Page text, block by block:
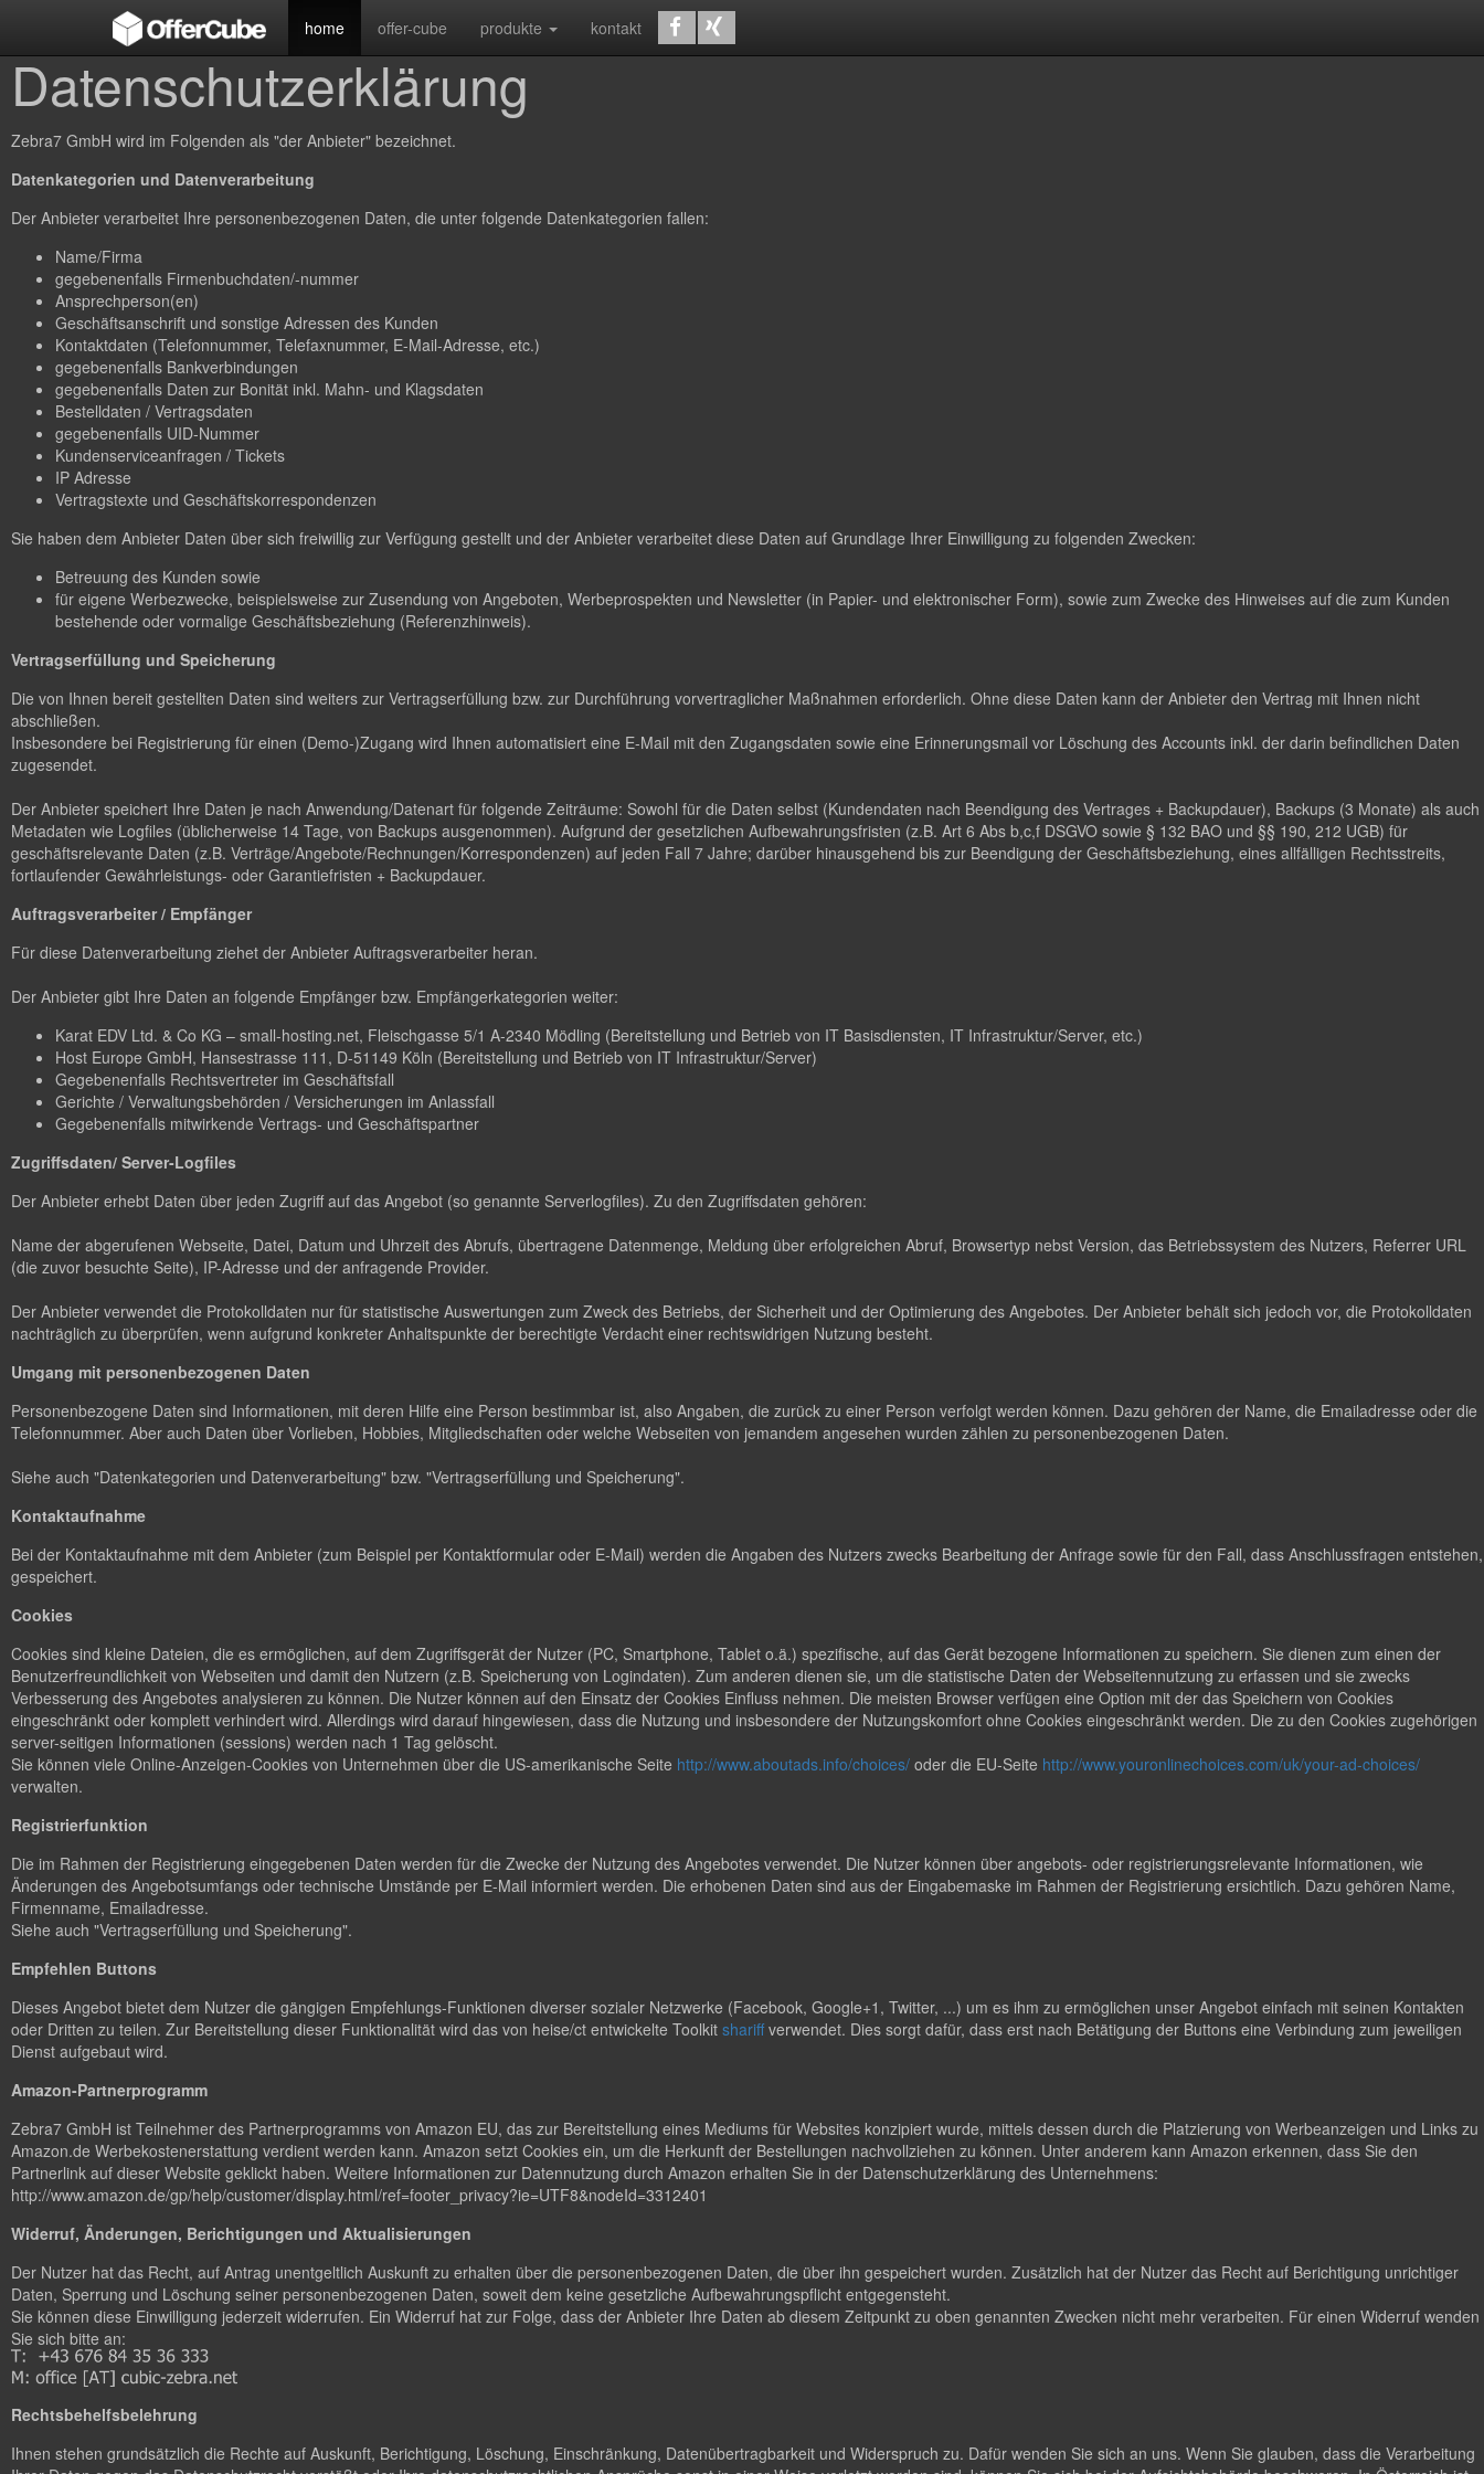
home offer-cube produkte kontakt
Datenschutzerklärung
Zebra7 GmbH wird im Folgenden als "der Anbieter" bezeichnet.
Datenkategorien und Datenverarbeitung
Der Anbieter verarbeitet Ihre personenbezogenen Daten, die unter folgende Datenkategorien fallen:
Name/Firma
gegebenenfalls Firmenbuchdaten/-nummer
Ansprechperson(en)
Geschäftsanschrift und sonstige Adressen des Kunden
Kontaktdaten (Telefonnummer, Telefaxnummer, E-Mail-Adresse, etc.)
gegebenenfalls Bankverbindungen
gegebenenfalls Daten zur Bonität inkl. Mahn- und Klagsdaten
Bestelldaten / Vertragsdaten
gegebenenfalls UID-Nummer
Kundenserviceanfragen / Tickets
IP Adresse
Vertragstexte und Geschäftskorrespondenzen
Sie haben dem Anbieter Daten über sich freiwillig zur Verfügung gestellt und der Anbieter verarbeitet diese Daten auf Grundlage Ihrer Einwilligung zu folgenden Zwecken:
Betreuung des Kunden sowie
für eigene Werbezwecke, beispielsweise zur Zusendung von Angeboten, Werbeprospekten und Newsletter (in Papier- und elektronischer Form), sowie zum Zwecke des Hinweises auf die zum Kunden
bestehende oder vormalige Geschäftsbeziehung (Referenzhinweis).
Vertragserfüllung und Speicherung
Die von Ihnen bereit gestellten Daten sind weiters zur Vertragserfüllung bzw. zur Durchführung vorvertraglicher Maßnahmen erforderlich. Ohne diese Daten kann der Anbieter den Vertrag mit Ihnen nicht
abschließen.
Insbesondere bei Registrierung für einen (Demo-)Zugang wird Ihnen automatisiert eine E-Mail mit den Zugangsdaten sowie eine Erinnerungsmail vor Löschung des Accounts inkl. der darin befindlichen Daten
zugesendet.
Der Anbieter speichert Ihre Daten je nach Anwendung/Datenart für folgende Zeiträume: Sowohl für die Daten selbst (Kundendaten nach Beendigung des Vertrages + Backupdauer), Backups (3 Monate) als auch
Metadaten wie Logfiles (üblicherweise 14 Tage, von Backups ausgenommen). Aufgrund der gesetzlichen Aufbewahrungsfristen (z.B. Art 6 Abs b,c,f DSGVO sowie § 132 BAO und §§ 190, 212 UGB) für
geschäftsrelevante Daten (z.B. Verträge/Angebote/Rechnungen/Korrespondenzen) auf jeden Fall 7 Jahre; darüber hinausgehend bis zur Beendigung der Geschäftsbeziehung, eines allfälligen Rechtsstreits,
fortlaufender Gewährleistungs- oder Garantiefristen + Backupdauer.
Auftragsverarbeiter / Empfänger
Für diese Datenverarbeitung ziehet der Anbieter Auftragsverarbeiter heran.
Der Anbieter gibt Ihre Daten an folgende Empfänger bzw. Empfängerkategorien weiter:
Karat EDV Ltd. & Co KG – small-hosting.net, Fleischgasse 5/1 A-2340 Mödling (Bereitstellung und Betrieb von IT Basisdiensten, IT Infrastruktur/Server, etc.)
Host Europe GmbH, Hansestrasse 111, D-51149 Köln (Bereitstellung und Betrieb von IT Infrastruktur/Server)
Gegebenenfalls Rechtsvertreter im Geschäftsfall
Gerichte / Verwaltungsbehörden / Versicherungen im Anlassfall
Gegebenenfalls mitwirkende Vertrags- und Geschäftspartner
Zugriffsdaten/ Server-Logfiles
Der Anbieter erhebt Daten über jeden Zugriff auf das Angebot (so genannte Serverlogfiles). Zu den Zugriffsdaten gehören:
Name der abgerufenen Webseite, Datei, Datum und Uhrzeit des Abrufs, übertragene Datenmenge, Meldung über erfolgreichen Abruf, Browsertyp nebst Version, das Betriebssystem des Nutzers, Referrer URL
(die zuvor besuchte Seite), IP-Adresse und der anfragende Provider.
Der Anbieter verwendet die Protokolldaten nur für statistische Auswertungen zum Zweck des Betriebs, der Sicherheit und der Optimierung des Angebotes. Der Anbieter behält sich jedoch vor, die Protokolldaten
nachträglich zu überprüfen, wenn aufgrund konkreter Anhaltspunkte der berechtigte Verdacht einer rechtswidrigen Nutzung besteht.
Umgang mit personenbezogenen Daten
Personenbezogene Daten sind Informationen, mit deren Hilfe eine Person bestimmbar ist, also Angaben, die zurück zu einer Person verfolgt werden können. Dazu gehören der Name, die Emailadresse oder die
Telefonnummer. Aber auch Daten über Vorlieben, Hobbies, Mitgliedschaften oder welche Webseiten von jemandem angesehen wurden zählen zu personenbezogenen Daten.
Siehe auch "Datenkategorien und Datenverarbeitung" bzw. "Vertragserfüllung und Speicherung".
Kontaktaufnahme
Bei der Kontaktaufnahme mit dem Anbieter (zum Beispiel per Kontaktformular oder E-Mail) werden die Angaben des Nutzers zwecks Bearbeitung der Anfrage sowie für den Fall, dass Anschlussfragen entstehen,
gespeichert.
Cookies
Cookies sind kleine Dateien, die es ermöglichen, auf dem Zugriffsgerät der Nutzer (PC, Smartphone, Tablet o.ä.) spezifische, auf das Gerät bezogene Informationen zu speichern. Sie dienen zum einen der
Benutzerfreundlichkeit von Webseiten und damit den Nutzern (z.B. Speicherung von Logindaten). Zum anderen dienen sie, um die statistische Daten der Webseitennutzung zu erfassen und sie zwecks
Verbesserung des Angebotes analysieren zu können. Die Nutzer können auf den Einsatz der Cookies Einfluss nehmen. Die meisten Browser verfügen eine Option mit der das Speichern von Cookies
eingeschränkt oder komplett verhindert wird. Allerdings wird darauf hingewiesen, dass die Nutzung und insbesondere der Nutzungskomfort ohne Cookies eingeschränkt werden. Die zu den Cookies zugehörigen
server-seitigen Informationen (sessions) werden nach 1 Tag gelöscht.
Sie können viele Online-Anzeigen-Cookies von Unternehmen über die US-amerikanische Seite http://www.aboutads.info/choices/ oder die EU-Seite http://www.youronlinechoices.com/uk/your-ad-choices/
verwalten.
Registrierfunktion
Die im Rahmen der Registrierung eingegebenen Daten werden für die Zwecke der Nutzung des Angebotes verwendet. Die Nutzer können über angebots- oder registrierungsrelevante Informationen, wie
Änderungen des Angebotsumfangs oder technische Umstände per E-Mail informiert werden. Die erhobenen Daten sind aus der Eingabemaske im Rahmen der Registrierung ersichtlich. Dazu gehören Name,
Firmenname, Emailadresse.
Siehe auch "Vertragserfüllung und Speicherung".
Empfehlen Buttons
Dieses Angebot bietet dem Nutzer die gängigen Empfehlungs-Funktionen diverser sozialer Netzwerke (Facebook, Google+1, Twitter, ...) um es ihm zu ermöglichen unser Angebot einfach mit seinen Kontakten
oder Dritten zu teilen. Zur Bereitstellung dieser Funktionalität wird das von heise/ct entwickelte Toolkit shariffverwendet. Dies sorgt dafür, dass erst nach Betätigung der Buttons eine Verbindung zum jeweiligen
Dienst aufgebaut wird.
Amazon-Partnerprogramm
Zebra7 GmbH ist Teilnehmer des Partnerprogramms von Amazon EU, das zur Bereitstellung eines Mediums für Websites konzipiert wurde, mittels dessen durch die Platzierung von Werbeanzeigen und Links zu
Amazon.de Werbekostenerstattung verdient werden kann. Amazon setzt Cookies ein, um die Herkunft der Bestellungen nachvollziehen zu können. Unter anderem kann Amazon erkennen, dass Sie den
Partnerlink auf dieser Website geklickt haben. Weitere Informationen zur Datennutzung durch Amazon erhalten Sie in der Datenschutzerklärung des Unternehmens:
http://www.amazon.de/gp/help/customer/display.html/ref=footer_privacy?ie=UTF8&nodeId=3312401
Widerruf, Änderungen, Berichtigungen und Aktualisierungen
Der Nutzer hat das Recht, auf Antrag unentgeltlich Auskunft zu erhalten über die personenbezogenen Daten, die über ihn gespeichert wurden. Zusätzlich hat der Nutzer das Recht auf Berichtigung unrichtiger
Daten, Sperrung und Löschung seiner personenbezogenen Daten, soweit dem keine gesetzliche Aufbewahrungspflicht entgegensteht.
Sie können diese Einwilligung jederzeit widerrufen. Ein Widerruf hat zur Folge, dass der Anbieter Ihre Daten ab diesem Zeitpunkt zu oben genannten Zwecken nicht mehr verarbeiten. Für einen Widerruf wenden
Sie sich bitte an:
Rechtsbehelfsbelehrung
Ihnen stehen grundsätzlich die Rechte auf Auskunft, Berichtigung, Löschung, Einschränkung, Datenübertragbarkeit und Widerspruch zu. Dafür wenden Sie sich an uns. Wenn Sie glauben, dass die Verarbeitung